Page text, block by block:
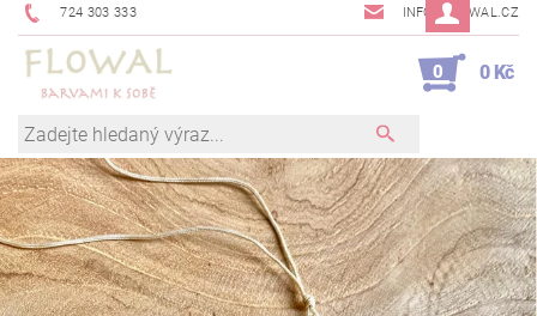
724 303 333 INFO@FLOWAL.CZ
0 0 Kč